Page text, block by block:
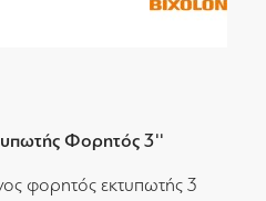
Φορητός 3''
φορητός εκτυπωτής 3